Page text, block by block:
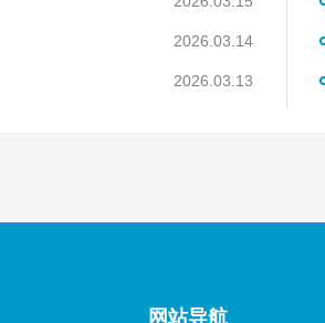
2026.03.14
2026.03.13
网站导航